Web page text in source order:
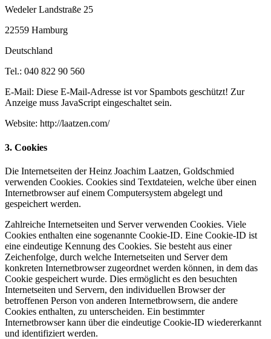
Wedeler Landstraße 25
22559 Hamburg
Deutschland
Tel.: 040 822 90 560
E-Mail: Diese E-Mail-Adresse ist vor Spambots geschützt! Zur
Anzeige muss JavaScript eingeschaltet sein.
Website: http://laatzen.com/
3. Cookies
Die Internetseiten der Heinz Joachim Laatzen, Goldschmied
verwenden Cookies. Cookies sind Textdateien, welche über einen
Internetbrowser auf einem Computersystem abgelegt und
gespeichert werden.
Zahlreiche Internetseiten und Server verwenden Cookies. Viele
Cookies enthalten eine sogenannte Cookie-ID. Eine Cookie-ID ist
eine eindeutige Kennung des Cookies. Sie besteht aus einer
Zeichenfolge, durch welche Internetseiten und Server dem
konkreten Internetbrowser zugeordnet werden können, in dem das
Cookie gespeichert wurde. Dies ermöglicht es den besuchten
Internetseiten und Servern, den individuellen Browser der
betroffenen Person von anderen Internetbrowsern, die andere
Cookies enthalten, zu unterscheiden. Ein bestimmter
Internetbrowser kann über die eindeutige Cookie-ID wiedererkannt
und identifiziert werden.